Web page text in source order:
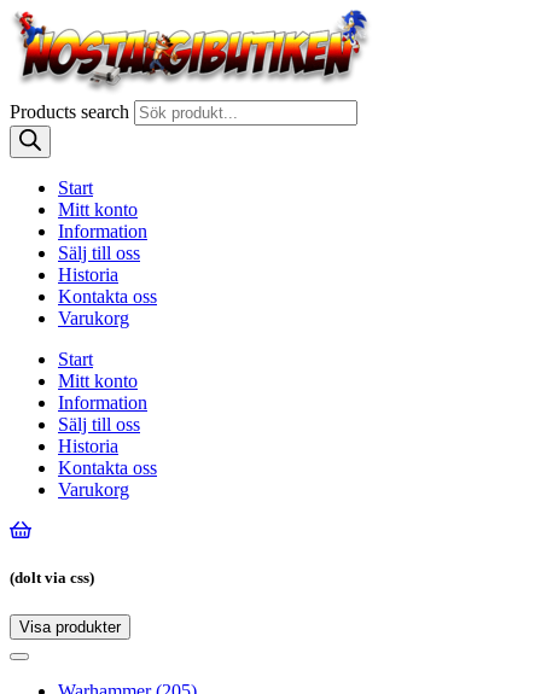
Products search
Start
Mitt konto
Information
Sälj till oss
Historia
Kontakta oss
Varukorg
Start
Mitt konto
Information
Sälj till oss
Historia
Kontakta oss
Varukorg
(dolt via css)
Visa produkter
Toggle
Toggle
navigation